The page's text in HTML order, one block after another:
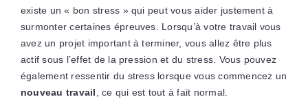
existe un « bon stress » qui peut vous aider justement à
surmonter certaines épreuves. Lorsqu’à votre travail vous
avez un projet important à terminer, vous allez être plus
actif sous l’effet de la pression et du stress. Vous pouvez
également ressentir du stress lorsque vous commencez un
nouveau travail
, ce qui est tout à fait normal.